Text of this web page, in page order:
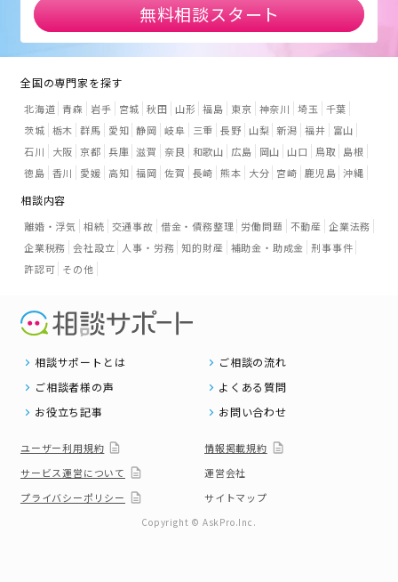
無料相談スタート
全国の専門家を探す
北海道 青森 岩手 宮城 秋田 山形 福島 東京 神奈川 埼玉
千葉
茨城 栃木 群馬 愛知 静岡 岐阜 三重 長野 山梨 新潟 福井
富山
石川
大阪 京都 兵庫 滋賀 奈良 和歌山 広島 岡山 山口 鳥取
島根
徳島 香川 愛媛 高知 福岡 佐賀 長崎 熊本 大分 宮崎 鹿児島 沖縄
相談内容
離婚・浮気 相続 交通事故 借金・債務整理 労働問題 不動産 企業法務
企業税務 会社設立 人事・労務 知的財産 補助金・助成金 刑事事件
許認可 その他
相談サポートとは
ご相談の流れ
ご相談者様の声
よくある質問
お役立ち記事
お問い合わせ
ユーザー利用規約
情報掲載規約
サービス運営について
運営会社
プライバシーポリシー
サイトマップ
Copyright © AskPro.Inc.